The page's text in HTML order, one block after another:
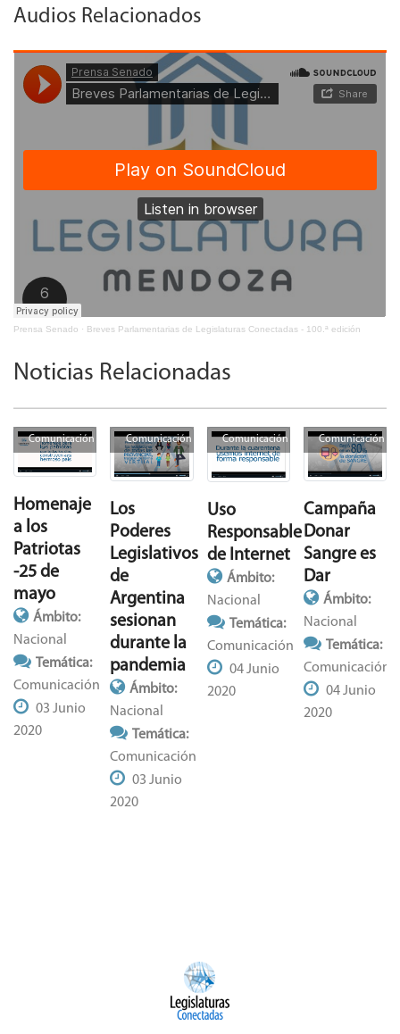
Audios Relacionados
Prensa Senado · Breves Parlamentarias de Legislaturas Conectadas - 100.ª edición
Noticias Relacionadas
Comunicación
Homenaje
a los
Patriotas
-25 de
mayo
Ámbito:
Nacional
Temática:
Comunicación
03 Junio
2020
Comunicación
Los
Poderes
Legislativos
de
Argentina
sesionan
durante la
pandemia
Ámbito:
Nacional
Temática:
Comunicación
03 Junio
2020
Comunicación
Uso
Responsable
de Internet
Ámbito:
Nacional
Temática:
Comunicación
04 Junio
2020
Comunicación
Campaña
Donar
Sangre es
Dar
Ámbito:
Nacional
Temática:
Comunicación
04 Junio
2020